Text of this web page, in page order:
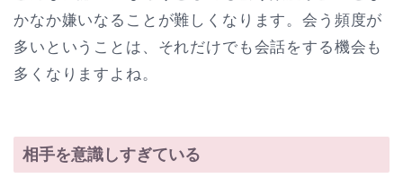
かなか嫌いなることが難しくなります。会う頻度が
多いということは、それだけでも会話をする機会も
多くなりますよね。
相手を意識しすぎている